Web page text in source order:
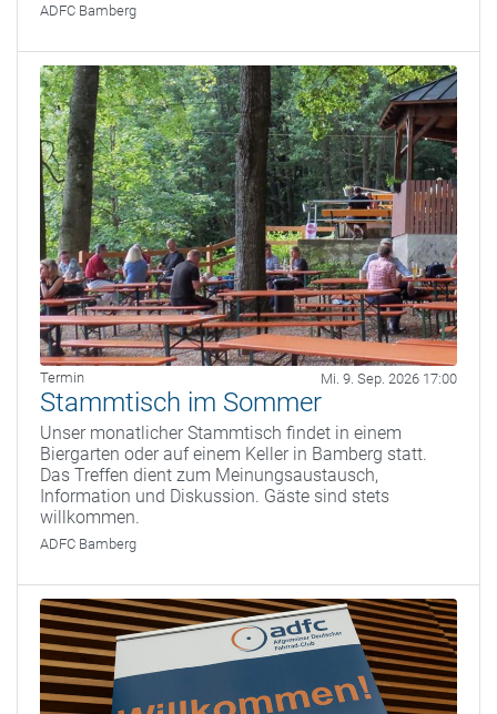
ADFC Bamberg
Termin Mi. 9. Sep. 2026 17:00
Stammtisch im Sommer
Unser monatlicher Stammtisch findet in einem
Biergarten oder auf einem Keller in Bamberg statt.
Das Treffen dient zum Meinungsaustausch,
Information und Diskussion. Gäste sind stets
willkommen.
ADFC Bamberg